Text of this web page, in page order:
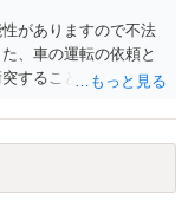
がありますので不法
、車の運転の依頼と
することは予見がで
由から支払義務は否
い。